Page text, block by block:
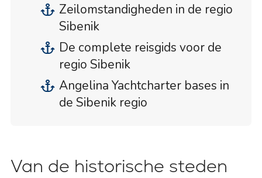
Zeilomstandigheden in de regio
Sibenik
De complete reisgids voor de
regio Sibenik
Angelina Yachtcharter bases in
de Sibenik regio
Van de historische steden